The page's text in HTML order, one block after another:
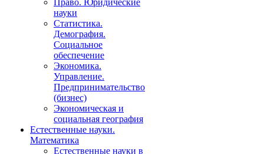
Право. Юридические
науки
Статистика.
Демография.
Социальное
обеспечение
Экономика.
Управление.
Предпринимательство
(бизнес)
Экономическая и
социальная география
Естественные науки.
Математика
Естественные науки в